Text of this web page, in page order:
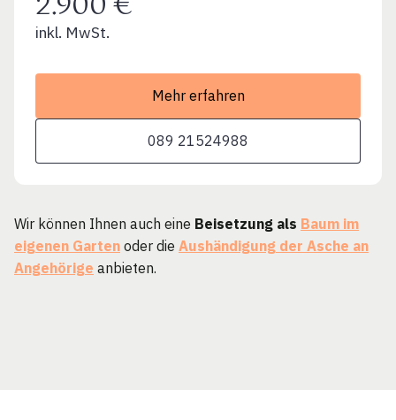
inkl. MwSt.
Mehr erfahren
089 21524988
Wir können Ihnen auch eine Beisetzung als Baum im
eigenen Garten oder die Aushändigung der Asche an
Angehörige anbieten.